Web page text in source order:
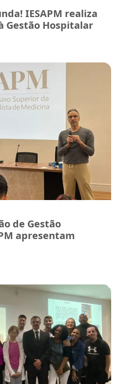
IESAPM realiza
Gestão Hospitalar
de Gestão
apresentam